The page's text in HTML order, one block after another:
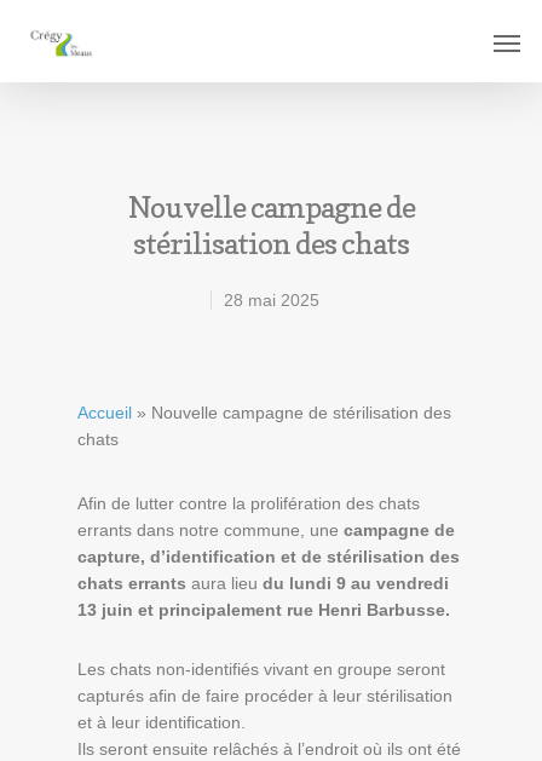
Nouvelle campagne de
stérilisation des chats
28 mai 2025
Accueil » Nouvelle campagne de stérilisation des
chats
Afin de lutter contre la prolifération des chats
errants dans notre commune, une campagne de
capture, d’identification et de stérilisation des
chats errants aura lieu du lundi 9 au vendredi
13 juin et principalement rue Henri Barbusse.
Les chats non-identifiés vivant en groupe seront
capturés afin de faire procéder à leur stérilisation
et à leur identification.
Ils seront ensuite relâchés à l’endroit où ils ont été